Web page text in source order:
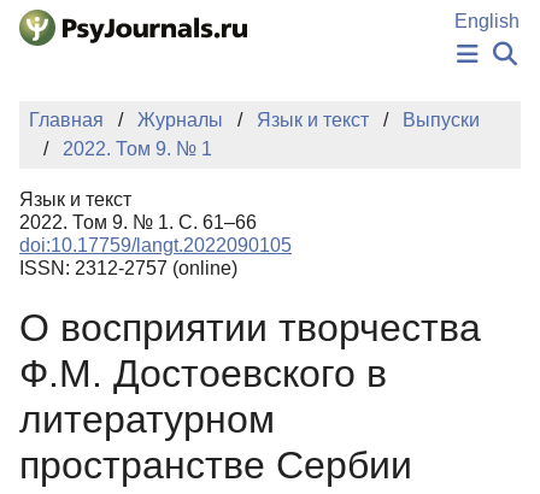
Перейти к основному содержанию
English
НОВОСТИ
БАЗА ЗНАНИЙ
КЛЮЧЕВЫЕ СЛОВА
Регистрация
Главная Журналы Язык и текст
Выпуски
2022. Том 9. № 1
Язык и текст
2022. Том 9. № 1. С. 61–66
doi:10.17759/langt.2022090105
ISSN: 2312-2757 (online)
О восприятии творчества
Ф.М. Достоевского в
литературном
пространстве Сербии